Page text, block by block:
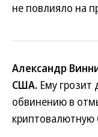
не повлияло на
Александр
США. Ему
обвинению в
криптовалютную